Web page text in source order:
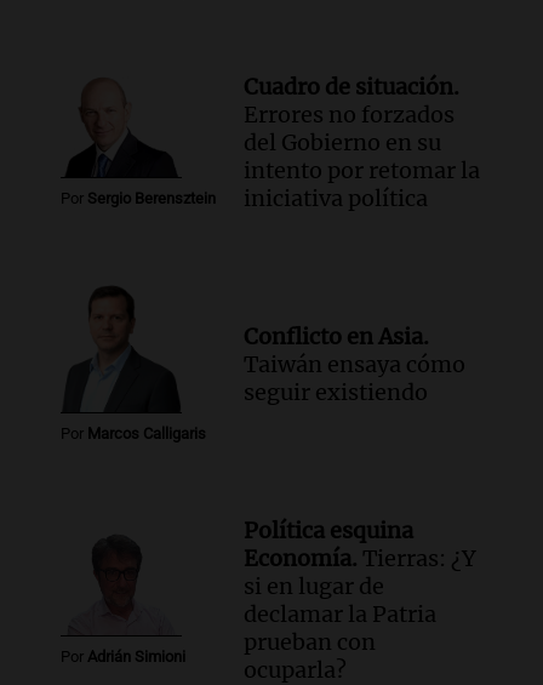
Por Sergio Berensztein
Cuadro de situación.
Errores no forzados
del Gobierno en su
intento por retomar la
iniciativa política
Por Marcos Calligaris
Conflicto en Asia.
Taiwán ensaya cómo
seguir existiendo
Por Adrián Simioni
Política esquina
Economía. Tierras: ¿Y
si en lugar de
declamar la Patria
prueban con
ocuparla?